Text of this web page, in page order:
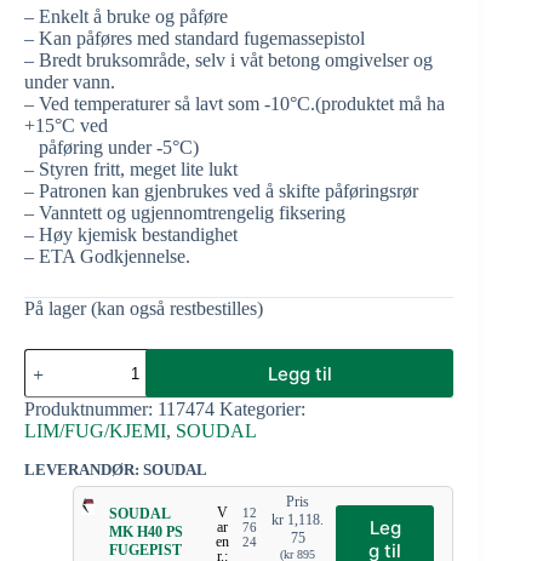
– Enkelt å bruke og påføre
– Kan påføres med standard fugemassepistol
– Bredt bruksområde, selv i våt betong omgivelser og
under vann.
– Ved temperaturer så lavt som -10°C.(produktet må ha
+15°C ved
påføring under -5°C)
– Styren fritt, meget lite lukt
– Patronen kan gjenbrukes ved å skifte påføringsrør
– Vanntett og ugjennomtrengelig fiksering
– Høy kjemisk bestandighet
– ETA Godkjennelse.
På lager (kan også restbestilles)
Legg til
Produktnummer: 117474 Kategorier:
LIM/FUG/KJEMI, SOUDAL
LEVERANDØR: SOUDAL
SOUDAL
MK H40 PS
FUGEPIST
V
ar
en
r.:
12
76
24
Pris
kr 1,118.
75
(kr895
Leg
g til